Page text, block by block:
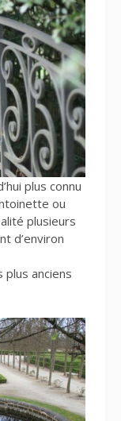
plus connu
ou
plusieurs
d’environ
plus anciens